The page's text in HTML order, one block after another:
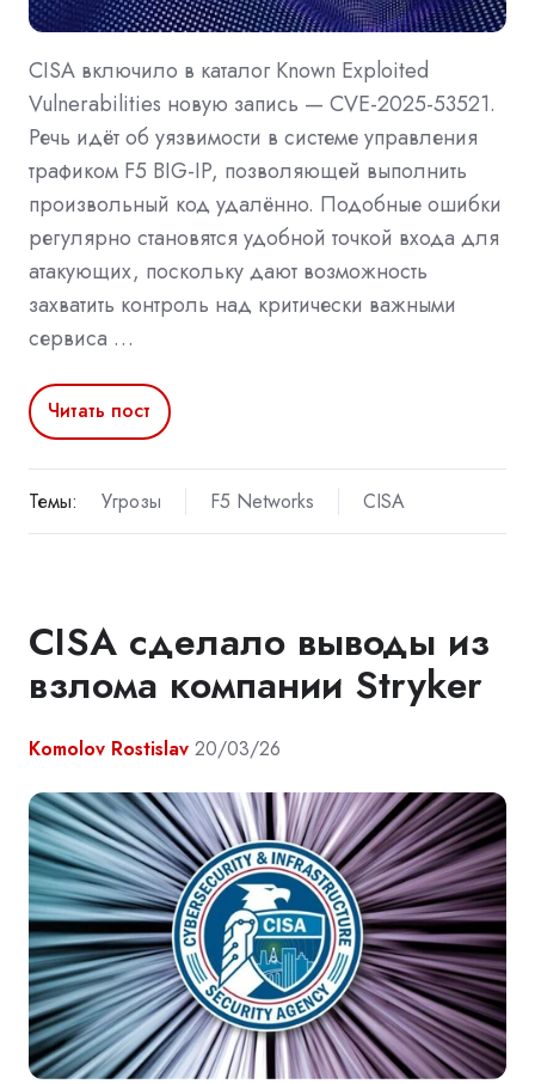
CISA включило в каталог Known Exploited
Vulnerabilities новую запись — CVE-2025-53521.
Речь идёт об уязвимости в системе управления
трафиком F5 BIG-IP, позволяющей выполнить
произвольный код удалённо. Подобные ошибки
регулярно становятся удобной точкой входа для
атакующих, поскольку дают возможность
захватить контроль над критически важными
сервиса …
Читать пост
Темы: Угрозы F5 Networks CISA
CISA сделало выводы из
взлома компании Stryker
Komolov Rostislav 20/03/26